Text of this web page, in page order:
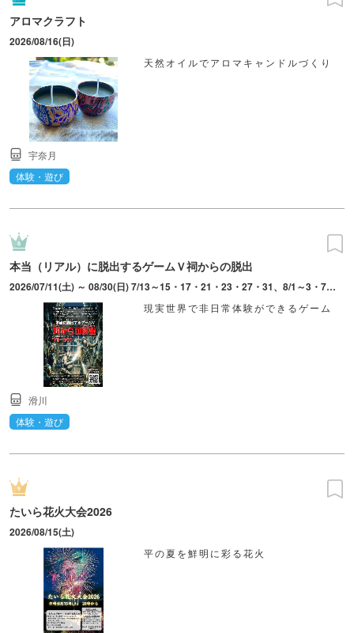
アロマクラフト
2026/08/16(日)
天然オイルでアロマキャンドルづくり
宇奈月
体験・遊び
本当（リアル）に脱出するゲームＶ祠からの脱出
2026/07/11(土) ～ 08/30(日) 7/13～15・17・21・23・27・31、8/1～3・7・12・17・21・26は休業日。平日は14時から開始。
現実世界で非日常体験ができるゲーム
滑川
体験・遊び
たいら花火大会2026
2026/08/15(土)
平の夏を鮮明に彩る花火